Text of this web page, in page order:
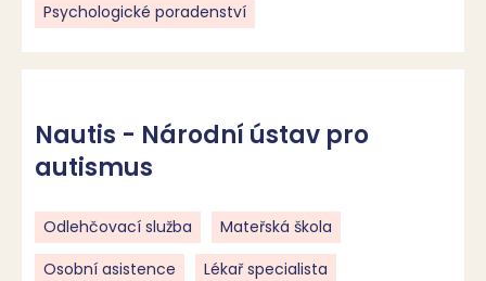
Psychologické poradenství
Nautis - Národní ústav pro
autismus
Odlehčovací služba
Mateřská škola
Osobní asistence
Lékař specialista